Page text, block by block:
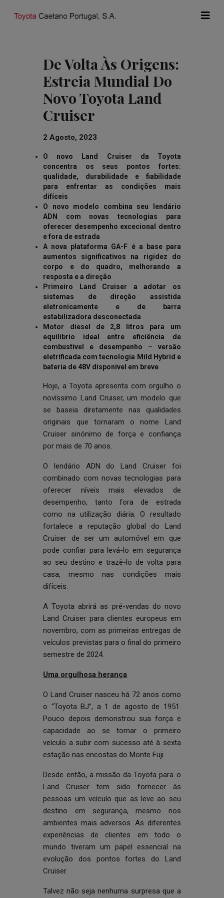
De Volta Às Origens:
Estreia Mundial Do
Novo Toyota Land
Cruiser
2 Agosto, 2023
O novo Land Cruiser da Toyota
concentra os seus pontos fortes:
qualidade, durabilidade e fiabilidade
para enfrentar as condições mais
difíceis
O novo modelo combina seu lendário
ADN com novas tecnologias para
oferecer desempenho excecional dentro
e fora de estrada
A nova plataforma GA-F é a base para
aumentos significativos na rigidez do
corpo e do quadro, melhorando a
resposta e a direção
Primeiro Land Cruiser a adotar os
sistemas de direção assistida
eletronicamente e de barra
estabilizadora desconectada
Motor diesel de 2,8 litros para um
equilíbrio ideal entre eficiência de
combustível e desempenho – versão
eletrificada com tecnologia Mild Hybrid e
bateria de 48V disponível em breve
Hoje, a Toyota apresenta com orgulho o
novíssimo Land Cruiser, um modelo que
se baseia diretamente nas qualidades
originais que tornaram o nome Land
Cruiser sinónimo de força e confiança
por mais de 70 anos.
O lendário ADN do Land Cruiser foi
combinado com novas tecnologias para
oferecer níveis mais elevados de
desempenho, tanto fora de estrada
como na utilização diária. O resultado
fortalece a reputação global do Land
Cruiser de ser um automóvel em que
pode confiar para levá-lo em segurança
ao seu destino e trazê-lo de volta para
casa, mesmo nas condições mais
difíceis.
A Toyota abrirá as pré-vendas do novo
Land Cruiser para clientes europeus em
novembro, com as primeiras entregas de
veículos previstas para o final do primeiro
semestre de 2024.
Uma orgulhosa herança
O Land Cruiser nasceu há 72 anos como
o “Toyota BJ”, a 1 de agosto de 1951.
Pouco depois demonstrou sua força e
capacidade ao se tornar o primeiro
veículo a subir com sucesso até à sexta
estação nas encostas do Monte Fuji.
Desde então, a missão da Toyota para o
Land Cruiser tem sido fornecer às
pessoas um veículo que as leve ao seu
destino em segurança, mesmo nos
ambientes mais adversos. As diferentes
experiências de clientes em todo o
mundo tiveram um papel essencial na
evolução dos pontos fortes do Land
Cruiser.
Talvez não seja nenhuma surpresa que a